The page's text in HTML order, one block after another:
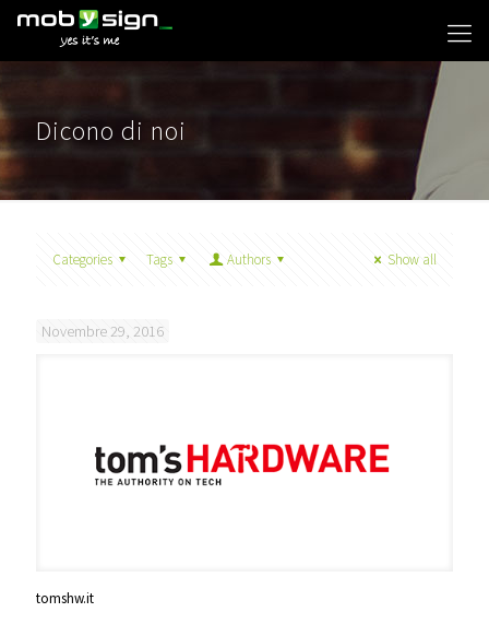
Dicono di noi
Categories Tags Authors Show all
Novembre 29, 2016
tomshw.it